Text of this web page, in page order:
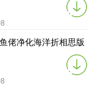
佬净化海洋折相思版